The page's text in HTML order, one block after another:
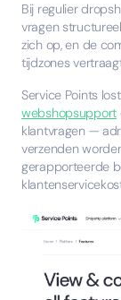
Bij regulier
vragen
zich op, en de
tijdzones
Service Points
webshopsupport
klantvragen —
verzenden
gerapporteerde